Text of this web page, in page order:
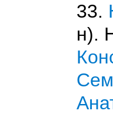
33.
н).